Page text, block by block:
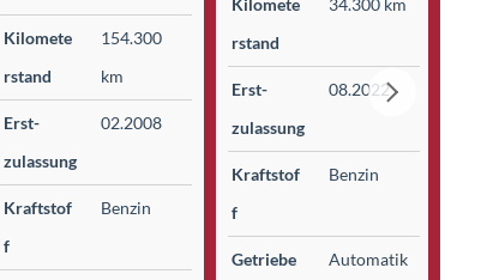
Kilomete
r­stand
154.300
km
Erst­
zulassung
02.2008
Kraftstof
f
Benzin
Kilomete
r­stand
34.300 km
Erst­
zulassung
08.2022
Kraftstof
f
Benzin
Getriebe Automatik